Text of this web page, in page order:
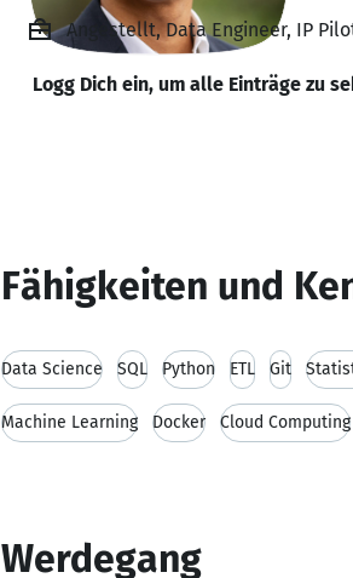
Angestellt, Data Engineer, IP
Logg Dich ein, um alle Einträge zu
Fähigkeiten und
Data Science SQL Python ETL Git
Machine Learning Docker Cloud Computing
Werdegang